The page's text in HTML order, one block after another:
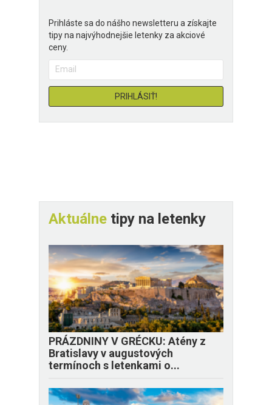
Prihláste sa do nášho newsletteru a získajte
tipy na najvýhodnejšie letenky za akciové
ceny.
Aktuálne tipy na letenky
PRÁZDNINY V GRÉCKU: Atény z
Bratislavy v augustových
termínoch s letenkami o...